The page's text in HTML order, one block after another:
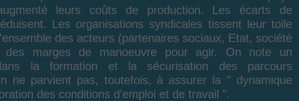
leurs coûts de production. Les écarts de
Les organisations syndicales tissent leur toile
des acteurs (partenaires sociaux, Etat, société
des marges de manoeuvre pour agir. On note un
la formation et la sécurisation des parcours
ne parvient pas, toutefois, à assurer la " dynamique
des conditions d'emploi et de travail ".